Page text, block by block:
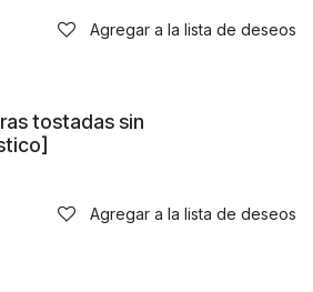
Agregar a la lista de deseos
tostadas sin
Agregar a la lista de deseos